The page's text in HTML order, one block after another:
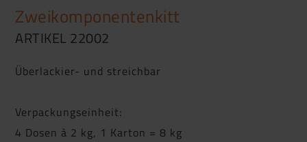
Zweikomponentenkitt
ARTIKEL 22002
Überlackier- und streichbar
Verpackungseinheit:
4 Dosen à 2 kg, 1 Karton = 8 kg